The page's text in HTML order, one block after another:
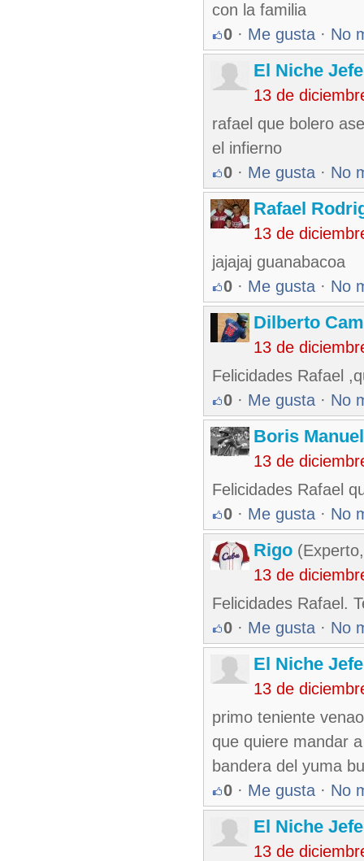
con la familia
0 · Me gusta · No
El Niche
13 de
rafael que bolero
el infierno
0 · Me gusta · No
Rafael
13 de
jajajaj guanabacoa
0 · Me gusta · No
Dilberto
13 de
Felicidades Rafael
0 · Me gusta · No
Boris
13 de
Felicidades Rafael
0 · Me gusta · No
Rigo
13 de
Felicidades Rafael.
0 · Me gusta · No
El Niche
13 de
primo teniente
que quiere mandar
bandera del yuma
0 · Me gusta · No
El Niche
13 de